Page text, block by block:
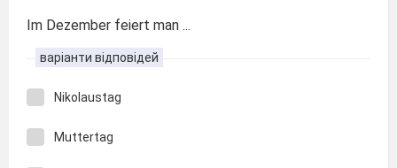
Im Dezember feiert man ...
варіанти відповідей
Nikolaustag
Muttertag